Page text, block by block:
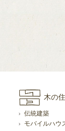
木の
伝統建築
モバイルハウ